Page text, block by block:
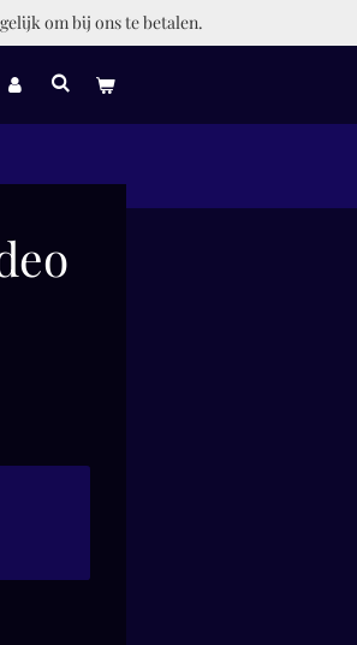
om bij ons te betalen.